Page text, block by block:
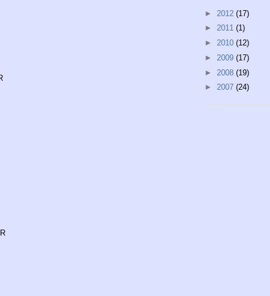
► 2012 (17)
► 2011 (1)
► 2010 (12)
► 2009 (17)
► 2008 (19)
► 2007 (24)